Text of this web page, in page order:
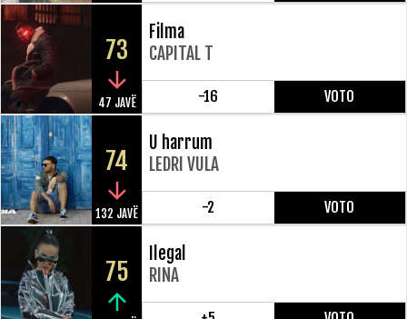
73
47 JAVË
Filma
CAPITAL T
-16 VOTO
74
132 JAVË
U harrum
LEDRI VULA
-2 VOTO
75
Ilegal
RINA